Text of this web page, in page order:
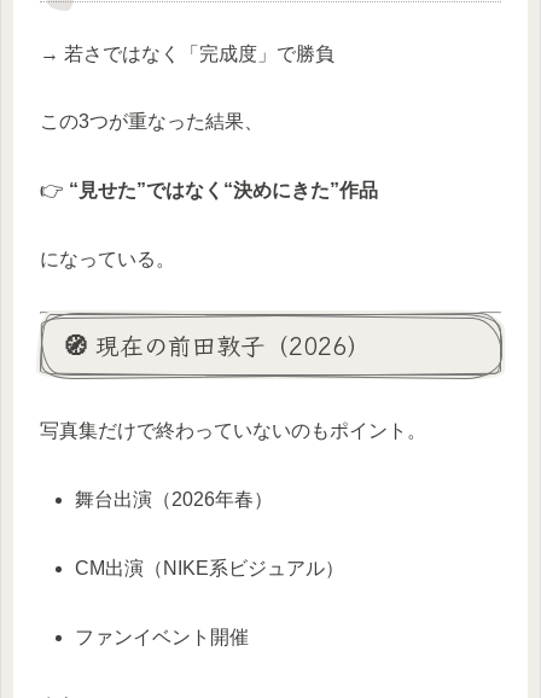
→ 若さではなく「完成度」で勝負
この3つが重なった結果、
👉 “見せた”ではなく“決めにきた”作品
になっている。
🧭 現在の前田敦子（2026）
写真集だけで終わっていないのもポイント。
舞台出演（2026年春）
CM出演（NIKE系ビジュアル）
ファンイベント開催